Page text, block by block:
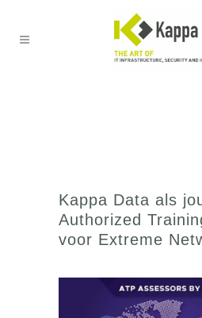
Kappa Data als
Authorized
voor Extreme